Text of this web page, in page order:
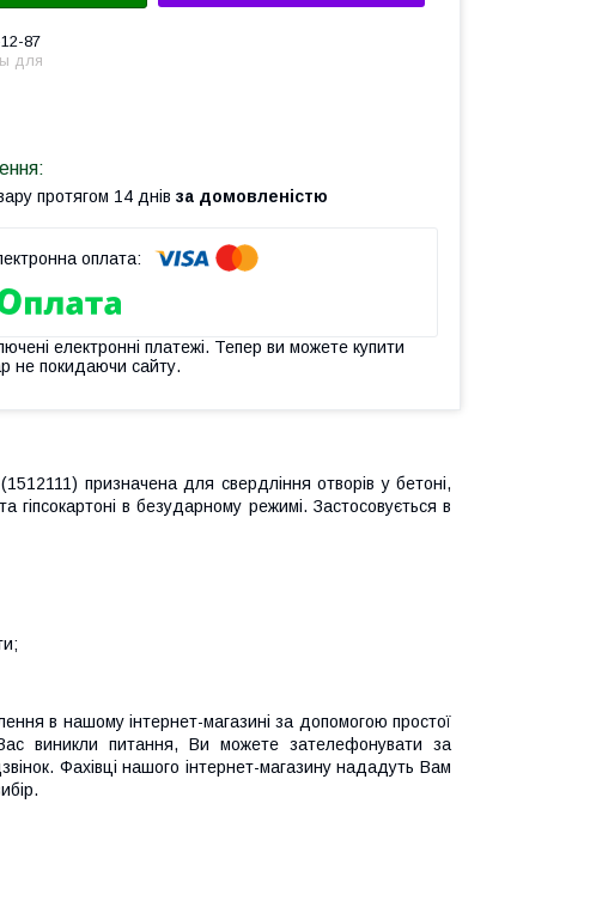
87
для
протягом 14 днів за домовленістю
електронні платежі. Тепер ви можете купити
не покидаючи сайту.
призначена для свердління отворів у бетоні,
гіпсокартоні в безударному режимі. Застосовується в
в нашому інтернет-магазині за допомогою простої
виникли питання, Ви можете зателефонувати за
Фахівці нашого інтернет-магазину нададуть Вам